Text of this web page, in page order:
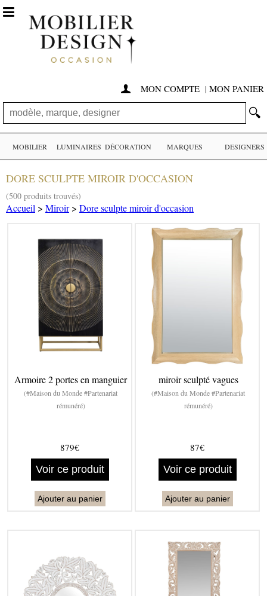
 MON COMPTE | MON PANIER
🔍

MOBILIER LUMINAIRES DÉCORATION MARQUES DESIGNERS
DORE SCULPTE MIROIR D'OCCASION
(500 produits trouvés)
Accueil > Miroir> Dore sculpte miroir d'occasion
Armoire 2 portes en manguier
(#Maison du Monde #Partenariat
rémunéré)
879€
Voir ce produit
Ajouter au panier
miroir sculpté vagues
(#Maison du Monde #Partenariat
rémunéré)
87€
Voir ce produit
Ajouter au panier